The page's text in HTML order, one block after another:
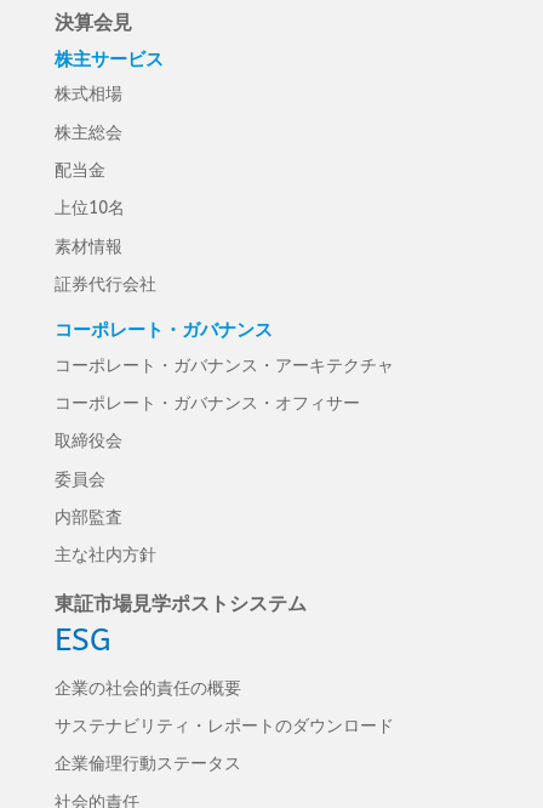
決算会見
株主サービス
株式相場
株主総会
配当金
上位10名
素材情報
証券代行会社
コーポレート・ガバナンス
コーポレート・ガバナンス・アーキテクチャ
コーポレート・ガバナンス・オフィサー
取締役会
委員会
内部監査
主な社内方針
東証市場見学ポストシステム
ESG
企業の社会的責任の概要
サステナビリティ・レポートのダウンロード
企業倫理行動ステータス
社会的責任